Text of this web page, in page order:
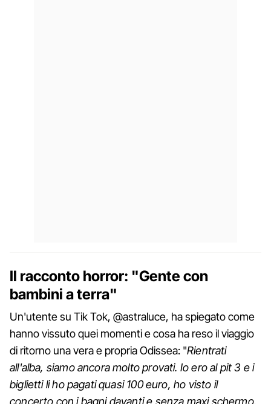
Il racconto horror: "Gente con
bambini a terra"
Un'utente su Tik Tok, @astraluce, ha spiegato come
hanno vissuto quei momenti e cosa ha reso il viaggio
di ritorno una vera e propria Odissea: "Rientrati
all'alba, siamo ancora molto provati. Io ero al pit 3 e i
biglietti li ho pagati quasi 100 euro, ho visto il
concerto con i bagni davanti e senza maxi schermo.